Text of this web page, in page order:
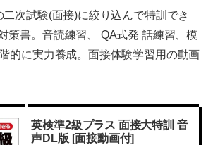
次試験(面接)に絞り込んで特訓でき
策書。音読練習、 QA式発 話練習、模
的に実力養成。面接体験学習用の動画
英検準2級プラス 面接大特訓 音
声DL版 [面接動画付]